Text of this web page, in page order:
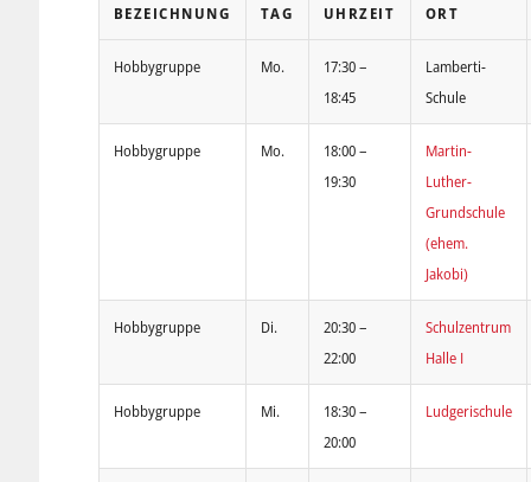
BEZEICHNUNG TAG UHRZEIT ORT
Hobbygruppe Mo.
17:30 –
18:45
Lamberti-
Schule
Hobbygruppe Mo.
18:00 –
19:30
Martin-
Luther-
Grundschule
(ehem.
Jakobi)
Hobbygruppe Di.
20:30 –
22:00
Schulzentrum
Halle I
Hobbygruppe Mi.
18:30 –
20:00
Ludgerischule